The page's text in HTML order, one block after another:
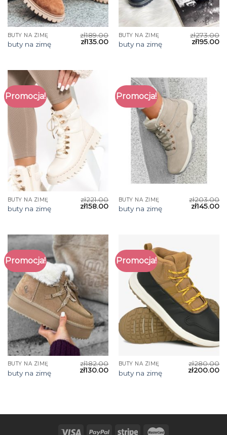
BUTY NA ZIMĘ
buty na zimę
zł189.00
zł135.00
BUTY NA ZIMĘ
buty na zimę
zł273.00
zł195.00
Promocja!
BUTY NA ZIMĘ
buty na zimę
zł221.00
zł158.00
Promocja!
BUTY NA ZIMĘ
buty na zimę
zł203.00
zł145.00
Promocja!
BUTY NA ZIMĘ
buty na zimę
zł182.00
zł130.00
Promocja!
BUTY NA ZIMĘ
buty na zimę
zł280.00
zł200.00